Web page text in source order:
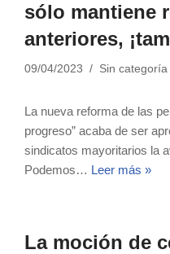
sólo mantiene
anteriores,
09/04/2023 Sin categoría
La nueva reforma de las
progreso” acaba de ser
sindicatos mayoritarios la
Podemos… Leer más »
La moción de